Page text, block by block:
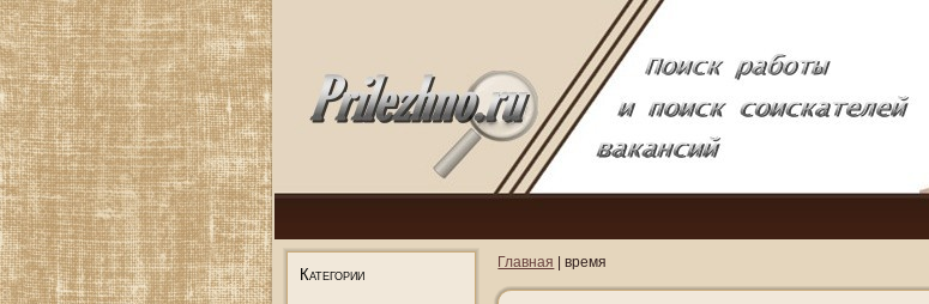
Категории
Главная | время